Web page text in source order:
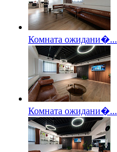
Комната ожидани�...
Комната ожидани�...